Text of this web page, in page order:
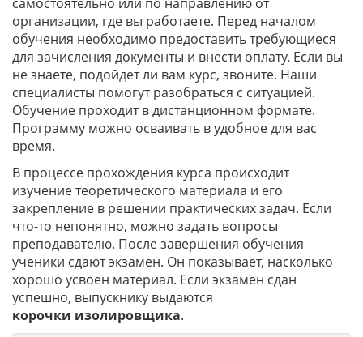
организации, где вы работаете. Перед началом
обучения необходимо предоставить требующиеся
для зачисления документы и внести оплату. Если вы
не знаете, подойдет ли вам курс, звоните. Наши
специалисты помогут разобраться с ситуацией.
Обучение проходит в дистанционном формате.
Программу можно осваивать в удобное для вас
время.
В процессе прохождения курса происходит
изучение теоретического материала и его
закрепление в решении практических задач. Если
что-то непонятно, можно задать вопросы
преподавателю. После завершения обучения
ученики сдают экзамен. Он показывает, насколько
хорошо усвоен материал. Если экзамен сдан
успешно, выпускнику выдаются
корочки изолировщика.